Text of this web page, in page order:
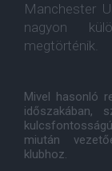
Manchester
nagyon
megtörténik.
Mivel hasonló
időszakában,
miután
klubhoz.